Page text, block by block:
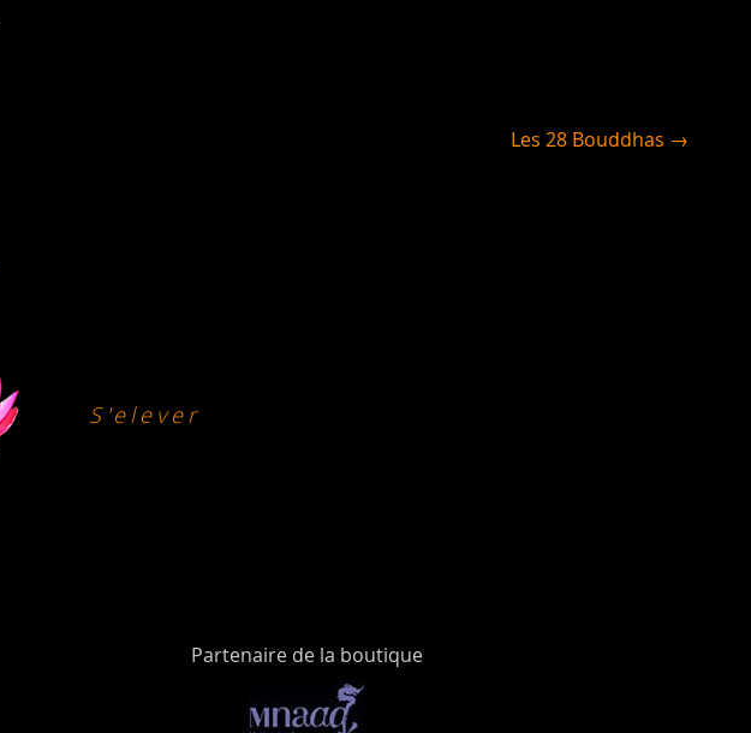
Les 28 Bouddhas →
S'elever
Partenaire de la boutique